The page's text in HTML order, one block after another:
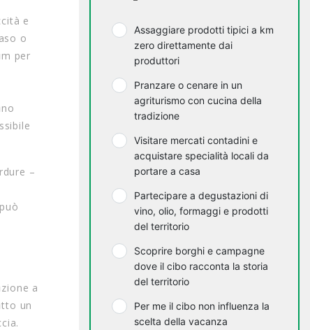
e
o
per
–
a
un
Assaggiare prodotti tipici a km
zero direttamente dai
produttori
Pranzare o cenare in un
agriturismo con cucina della
tradizione
Visitare mercati contadini e
acquistare specialità locali da
portare a casa
Partecipare a degustazioni di
vino, olio, formaggi e prodotti
del territorio
Scoprire borghi e campagne
dove il cibo racconta la storia
del territorio
Per me il cibo non influenza la
scelta della vacanza